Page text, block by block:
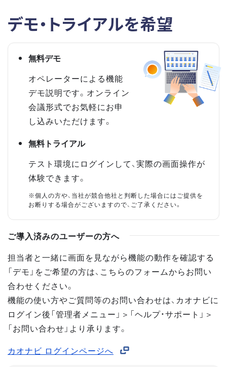
デモ・トライアルを希望
無料デモ
オペレーターによる機能
デモ説明です。オンライン
会議形式でお気軽にお申
し込みいただけます。
無料トライアル
テスト環境にログインして、実際の画面操作が
体験できます。
※個人の方や、当社が競合他社と判断した場合にはご提供を
お断りする場合がございますので、ご了承ください。
ご導入済みのユーザーの方へ
担当者と一緒に画面を見ながら機能の動作を確認する
「デモ」をご希望の方は、こちらのフォームからお問い
合わせください。
機能の使い方やご質問等のお問い合わせは、カオナビに
ログイン後「管理者メニュー」＞「ヘルプ・サポート」＞
「お問い合わせ」より承ります。
カオナビ ログインページへ